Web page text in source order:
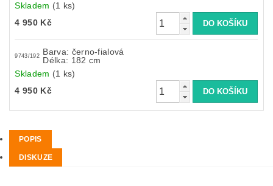
Skladem (1 ks)
4 950 Kč
9743/192
Barva: černo-fialová
Délka: 182 cm
Skladem (1 ks)
4 950 Kč
POPIS
DISKUZE